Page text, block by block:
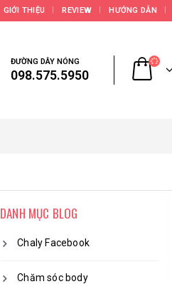
GIỚI THIỆU REVIEW HƯỚNG DẪN
ĐƯỜNG DÂY NÓNG
098.575.5950
DANH MỤC BLOG
Chaly Facebook
Chăm sóc body